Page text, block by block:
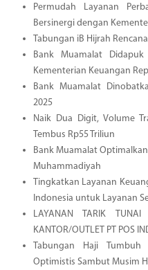
Permudah Layanan
Bersinergi dengan
Tabungan iB Hijrah
Bank Muamalat
Kementerian Keuangan
Bank Muamalat
2025
Naik Dua Digit, Volume
Tembus Rp55 Triliun
Bank Muamalat
Muhammadiyah
Tingkatkan Layanan
Indonesia untuk Layanan
LAYANAN TARIK
KANTOR/OUTLET PT POS
Tabungan Haji
Optimistis Sambut Musim